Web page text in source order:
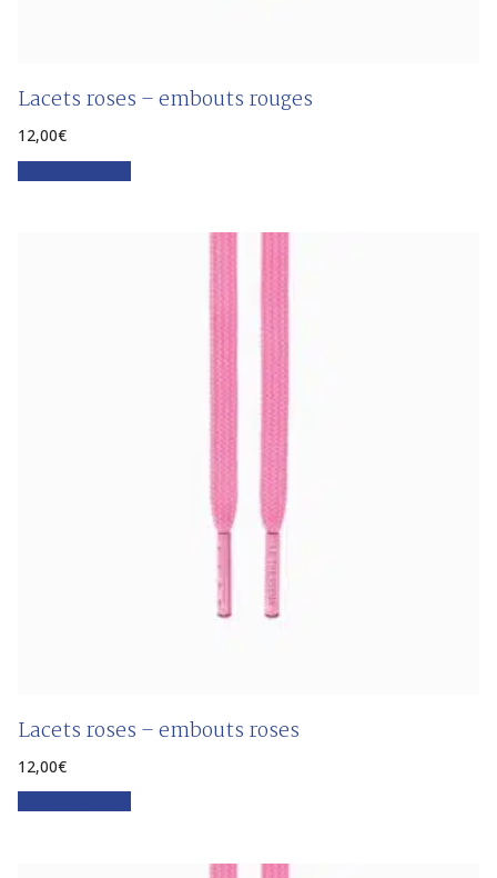
Lacets roses – embouts rouges
12,00€
Lacets roses – embouts roses
12,00€